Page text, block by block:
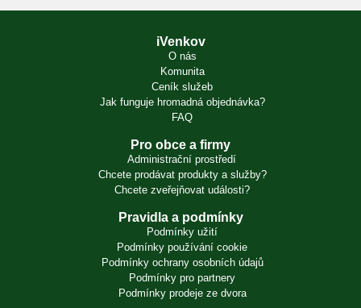
iVenkov
O nás
Komunita
Ceník služeb
Jak funguje hromadná objednávka?
FAQ
Pro obce a firmy
Administrační prostředí
Chcete prodávat produkty a služby?
Chcete zveřejňovat události?
Pravidla a podmínky
Podmínky užití
Podmínky používání cookie
Podmínky ochrany osobních údajů
Podmínky pro partnery
Podmínky prodeje ze dvora